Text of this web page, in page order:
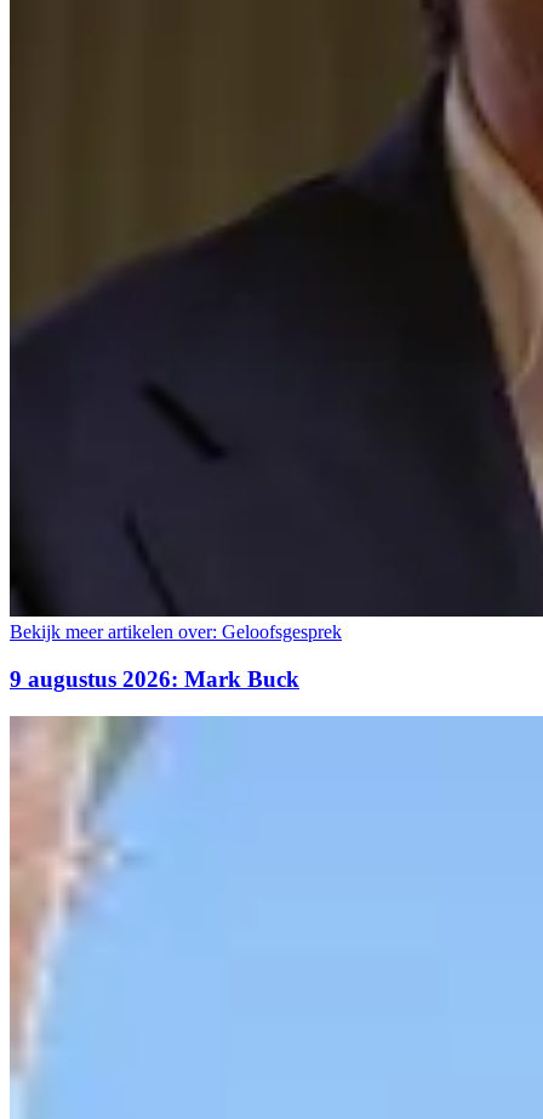
Bekijk meer artikelen over: Geloofsgesprek
9 augustus 2026: Mark Buck